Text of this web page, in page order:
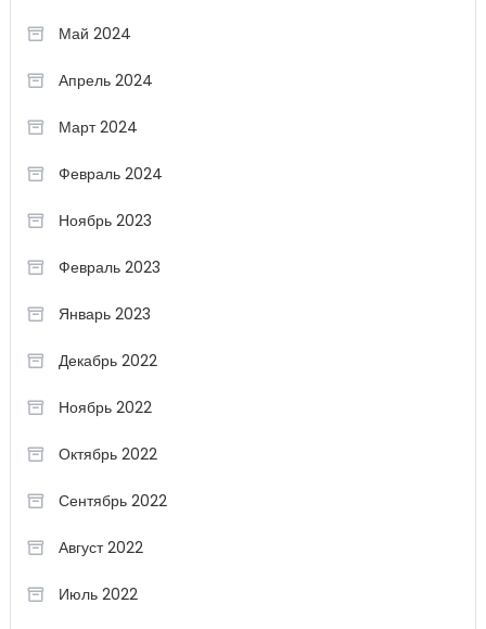
Май 2024
Апрель 2024
Март 2024
Февраль 2024
Ноябрь 2023
Февраль 2023
Январь 2023
Декабрь 2022
Ноябрь 2022
Октябрь 2022
Сентябрь 2022
Август 2022
Июль 2022